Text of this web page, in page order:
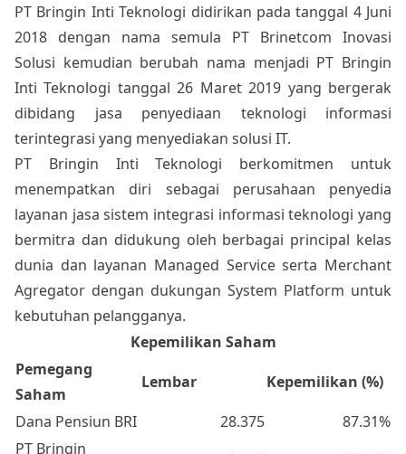
PT Bringin Inti Teknologi didirikan pada tanggal 4 Juni
2018 dengan nama semula PT Brinetcom Inovasi
Solusi kemudian berubah nama menjadi PT Bringin
Inti Teknologi tanggal 26 Maret 2019 yang bergerak
dibidang jasa penyediaan teknologi informasi
terintegrasi yang menyediakan solusi IT.
PT Bringin Inti Teknologi berkomitmen untuk
menempatkan diri sebagai perusahaan penyedia
layanan jasa sistem integrasi informasi teknologi yang
bermitra dan didukung oleh berbagai principal kelas
dunia dan layanan Managed Service serta Merchant
Agregator dengan dukungan System Platform untuk
kebutuhan pelangganya.
Kepemilikan Saham
Pemegang
Saham
Lembar
Kepemilikan (%)
Dana Pensiun BRI
28.375
87.31%
PT Bringin